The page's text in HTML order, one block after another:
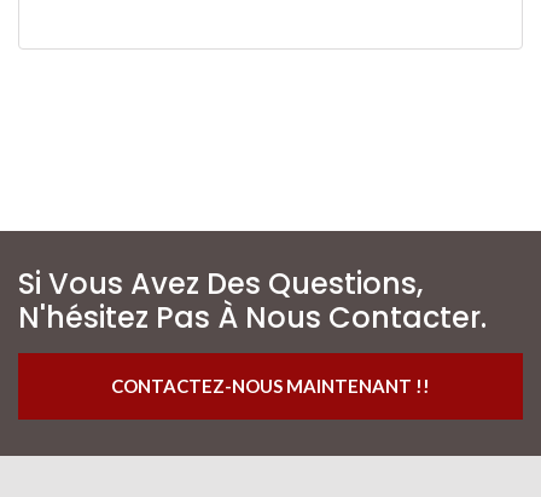
Si Vous Avez Des Questions,
N'hésitez Pas À Nous Contacter.
CONTACTEZ-NOUS MAINTENANT !!